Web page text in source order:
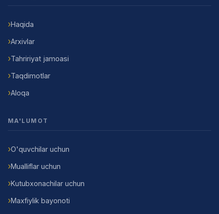
Haqida
Arxivlar
Tahririyat jamoasi
Taqdimotlar
Aloqa
MA'LUMOT
O'quvchilar uchun
Mualliflar uchun
Kutubxonachilar uchun
Maxfiylik bayonoti